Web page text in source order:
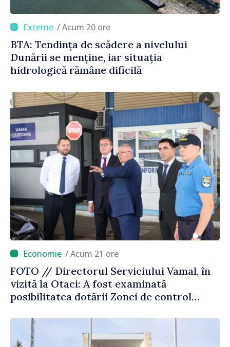
/ Acum 20 ore
BTA: Tendința de scădere a nivelului
Dunării se menține, iar situația
hidrologică rămâne dificilă
/ Acum 21 ore
FOTO // Directorul Serviciului Vamal, în
vizită la Otaci: A fost examinată
posibilitatea dotării Zonei de control